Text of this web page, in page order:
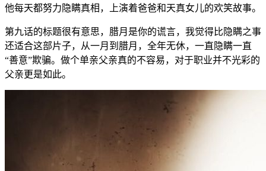
他每天都努力隐瞒真相，上演着爸爸和天真女儿的欢笑故事。
第九话的标题很有意思，腊月是你的谎言，我觉得比隐瞒之事
还适合这部片子，从一月到腊月，全年无休，一直隐瞒一直
“善意”欺骗。做个单亲父亲真的不容易，对于职业并不光彩的
父亲更是如此。